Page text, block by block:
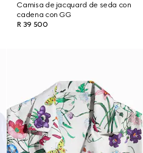
Camisa de jacquard de seda con
cadena con GG
R 39 500